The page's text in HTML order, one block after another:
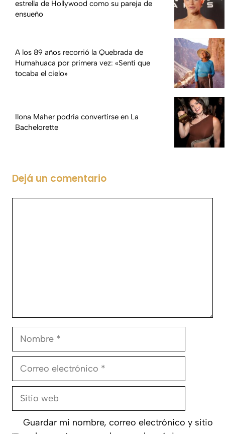
estrella de Hollywood como su pareja de
ensueño
A los 89 años recorrió la Quebrada de
Humahuaca por primera vez: «Sentí que
tocaba el cielo»
Ilona Maher podría convertirse en La
Bachelorette
Dejá un comentario
Nombre
Correo
Sitio
Guardar mi nombre, correo electrónico y sitio